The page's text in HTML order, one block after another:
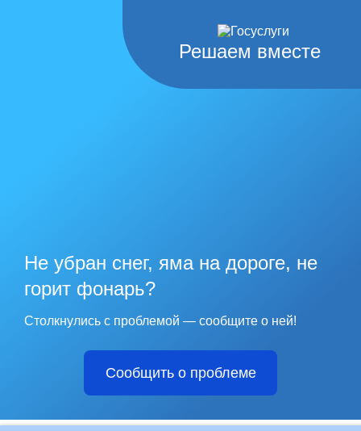
Решаем вместе
Не убран снег, яма на дороге, не
горит фонарь?
Столкнулись с проблемой — сообщите о ней!
Сообщить о проблеме